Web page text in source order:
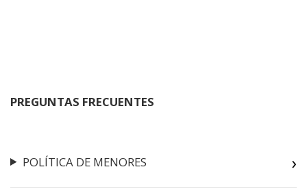
PREGUNTAS FRECUENTES
POLÍTICA DE MENORES